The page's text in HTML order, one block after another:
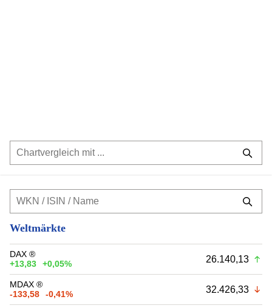
Weltmärkte
DAX ®
+13,83
+0,05% 26.140,13
MDAX ®
-133,58
-0,41% 32.426,33